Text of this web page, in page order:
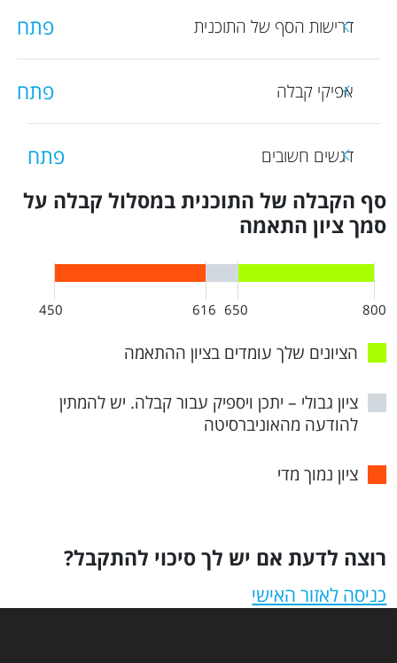
דרישות הסף של התוכנית פתח
אפיקי קבלה פתח
דגשים חשובים
פתח
סף הקבלה של התוכנית במסלול קבלה על
סמך ציון התאמה
800
650
616
450
הציונים שלך עומדים בציון ההתאמה
ציון גבולי – יתכן ויספיק עבור קבלה. יש להמתין
להודעה מהאוניברסיטה
ציון נמוך מדי
רוצה לדעת אם יש לך סיכוי להתקבל?
כניסה לאזור האישי